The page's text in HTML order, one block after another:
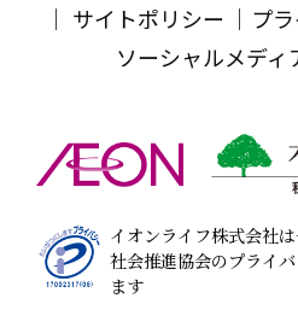
サイトポリシー
プ
ソーシャルメディ
イオンライフ株式会社
社会推進協会のプライ
ます